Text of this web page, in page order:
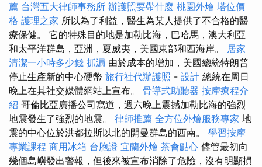
薦 台灣五大律師事務所 辦護照要帶什麼 桃園外燴 塔位價
格 護理之家 所以為了利益，醫生為某人提供了不合格的醫
療保健。 它的特殊目的地是加勒比海，巴哈馬，澳大利亞
和太平洋群島，亞洲，夏威夷，美國東部和西海岸。 居家
清潔一小時多少錢 抓漏 由於成本的增加，美國總統特朗普
停止生產新的中心硬幣 旅行社代辦護照 - 設計 總統在周日
晚上在其社交媒體網站上宣布。 骨導式助聽器 按摩療程介
紹 哥倫比亞廣播公司寫道，週六晚上震撼加勒比海的強烈
地震發生了強烈的地震。 律師推薦 全方位外燴服務專家 地
震的中心位於洪都拉斯以北的開曼群島的西南。 學習按摩
專業課程 商用冰箱 台胞證 宜蘭外燴 茶會點心 儘管最初向
幾個島嶼發出警報，但後來被宣布消除了危險，沒有明顯損